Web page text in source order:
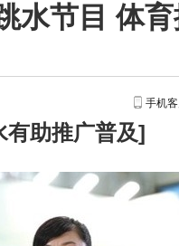
水节目 体
手机
有助推广普及]